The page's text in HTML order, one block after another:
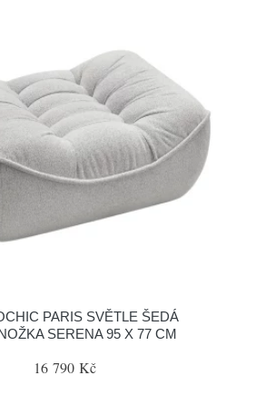
PARIS SVĚTLE ŠEDÁ
SERENA 95 X 77 CM
16 790 Kč